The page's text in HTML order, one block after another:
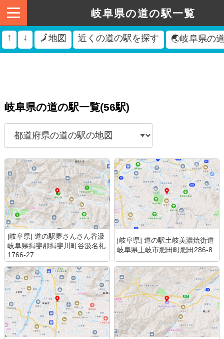
岐阜県の道の駅一覧
↑ ↓ 🗾地図 近くの道の駅を探す 🌏岐阜県の
岐阜県の道の駅一覧(56駅)
[岐阜県] 道の駅夢さんさん谷汲
岐阜県揖斐郡揖斐川町谷汲名礼
1766-27
[岐阜県] 道の駅土岐美濃焼街道
岐阜県土岐市肥田町肥田286-8